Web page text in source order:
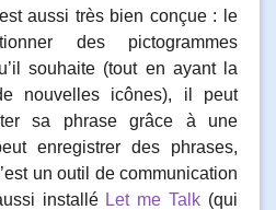
est aussi très bien conçue : le
des pictogrammes
souhaite (tout en ayant la
nouvelles icônes), il peut
sa phrase grâce à une
enregistrer des phrases,
un outil de communication
installéLet me Talk (qui